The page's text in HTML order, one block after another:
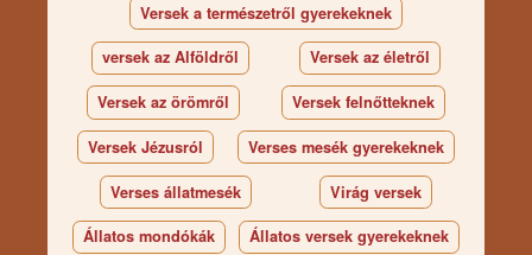
Versek a természetről gyerekeknek
versek az Alföldről Versek az életről
Versek az örömről Versek felnőtteknek
Versek Jézusról Verses mesék gyerekeknek
Verses állatmesék Virág versek
Állatos mondókák Állatos versek gyerekeknek